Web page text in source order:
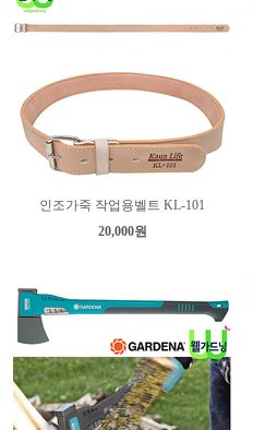
인조가죽 작업용벨트 KL-101
20,000원